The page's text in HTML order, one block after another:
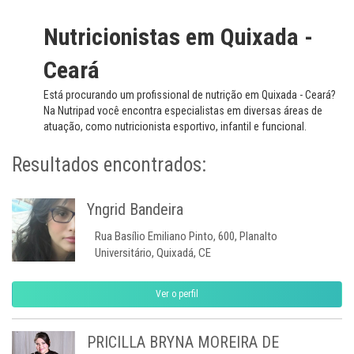
Nutricionistas em Quixada -
Ceará
Está procurando um profissional de nutrição em Quixada - Ceará?
Na Nutripad você encontra especialistas em diversas áreas de
atuação, como nutricionista esportivo, infantil e funcional.
Resultados encontrados:
Yngrid Bandeira
Rua Basílio Emiliano Pinto, 600, Planalto
Universitário, Quixadá, CE
Ver o perfil
PRICILLA BRYNA MOREIRA DE